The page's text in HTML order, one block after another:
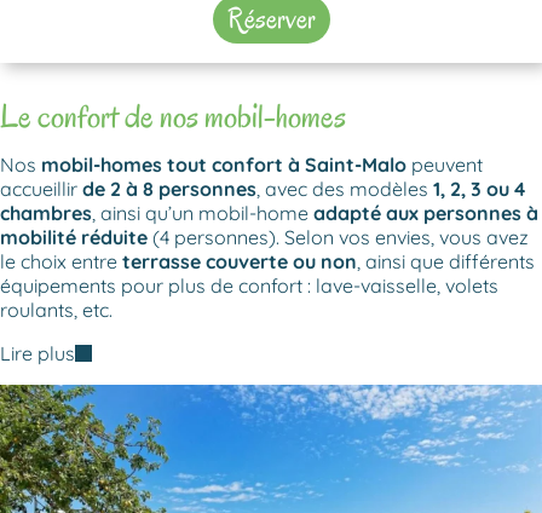
Réserver
Le confort denos mobil-homes
Nos mobil-homes tout confort à Saint-Malo peuvent
accueillir de 2 à 8 personnes , avec des modèles 1, 2, 3 ou 4
chambres , ainsi qu’un mobil-home adapté aux personnes à
mobilité réduite (4 personnes). Selon vos envies, vous avez
le choix entre terrasse couverte ou non , ainsi que différents
équipements pour plus de confort : lave-vaisselle, volets
roulants, etc.
Lire plus